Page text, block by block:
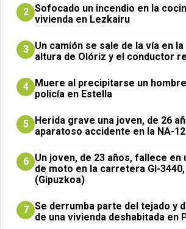
2 Sofocado un incendio en la
vivienda en Lezkairu
3 Un camión se sale de la vía en la
altura de Olóriz y el conductor
4
Muere al precipitarse un
policía en Estella
5
Herida grave una joven, de 26
aparatoso accidente en la NA-
6 Un joven, de 23 años, fallece en
de moto en la carretera GI-
(Gipuzkoa)
7 Se derrumba parte del tejado y
de una vivienda deshabitada en